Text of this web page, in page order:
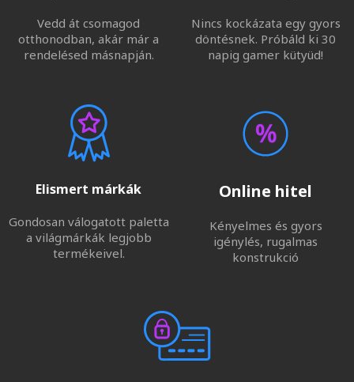
Vedd át csomagod
otthonodban, akár már a
rendelésed másnapján.
Nincs kockázata egy gyors
döntésnek. Próbáld ki 30
napig gamer kütyüd!
Elismert márkák
Gondosan válogatott paletta
a világmárkák legjobb
termékeivel.
Online hitel
Kényelmes és gyors
igénylés, rugalmas
konstrukció